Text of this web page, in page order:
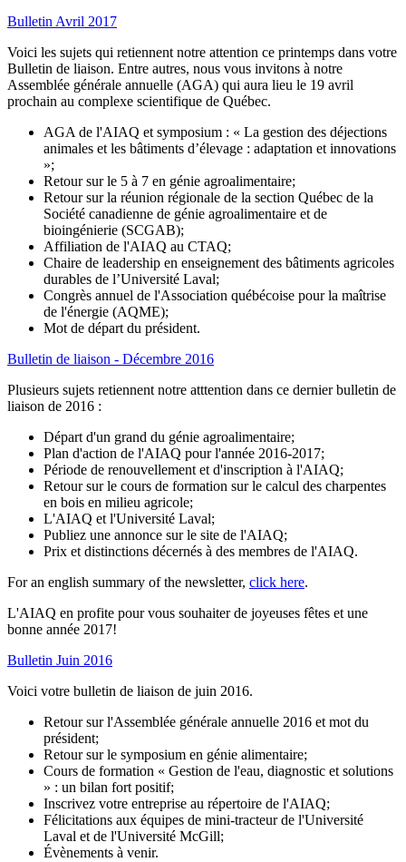
Bulletin Avril 2017
Voici les sujets qui retiennent notre attention ce printemps dans votre
Bulletin de liaison. Entre autres, nous vous invitons à notre
Assemblée générale annuelle (AGA) qui aura lieu le 19 avril
prochain au complexe scientifique de Québec.
AGA de l'AIAQ et symposium : « La gestion des déjections
animales et les bâtiments d’élevage : adaptation et innovations
»;
Retour sur le 5 à 7 en génie agroalimentaire;
Retour sur la réunion régionale de la section Québec de la
Société canadienne de génie agroalimentaire et de
bioingénierie (SCGAB);
Affiliation de l'AIAQ au CTAQ;
Chaire de leadership en enseignement des bâtiments agricoles
durables de l’Université Laval;
Congrès annuel de l'Association québécoise pour la maîtrise
de l'énergie (AQME);
Mot de départ du président.
Bulletin de liaison - Décembre 2016
Plusieurs sujets retiennent notre atttention dans ce dernier bulletin de
liaison de 2016 :
Départ d'un grand du génie agroalimentaire;
Plan d'action de l'AIAQ pour l'année 2016-2017;
Période de renouvellement et d'inscription à l'AIAQ;
Retour sur le cours de formation sur le calcul des charpentes
en bois en milieu agricole;
L'AIAQ et l'Université Laval;
Publiez une annonce sur le site de l'AIAQ;
Prix et distinctions décernés à des membres de l'AIAQ.
For an english summary of the newsletter, click here.
L'AIAQ en profite pour vous souhaiter de joyeuses fêtes et une
bonne année 2017!
Bulletin Juin 2016
Voici votre bulletin de liaison de juin 2016.
Retour sur l'Assemblée générale annuelle 2016 et mot du
président;
Retour sur le symposium en génie alimentaire;
Cours de formation « Gestion de l'eau, diagnostic et solutions
» : un bilan fort positif;
Inscrivez votre entreprise au répertoire de l'AIAQ;
Félicitations aux équipes de mini-tracteur de l'Université
Laval et de l'Université McGill;
Évènements à venir.